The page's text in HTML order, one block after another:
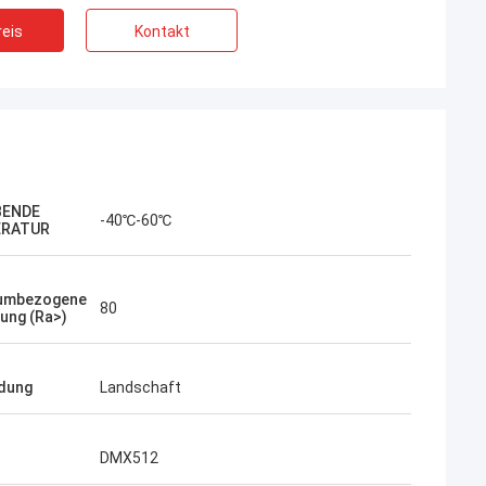
gut.
Kontakt
-40℃-60℃
(Ra>)
80
Landschaft
DMX512